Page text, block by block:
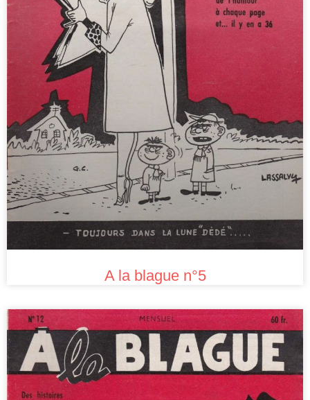
A la blague n°5